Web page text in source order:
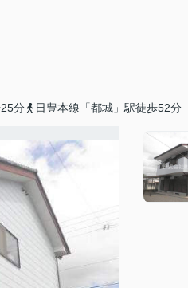
分 日豊本線「都城」駅徒歩52分